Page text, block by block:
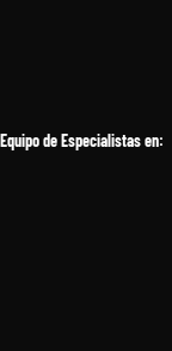
Equipo de Especialistas en: